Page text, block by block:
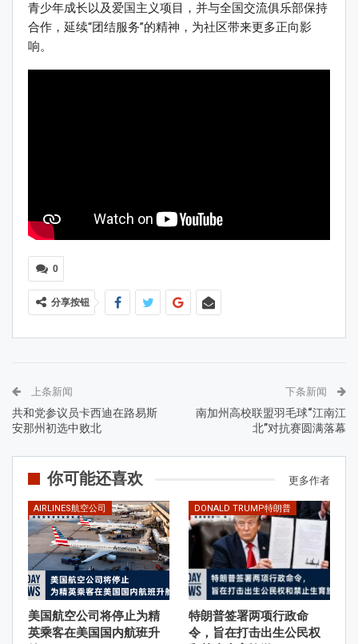
青少年成长以及爱国主义项目，并与全国交流俱乐部保持
合作，延续“团结服务”的精神，为社区带来更多正向影
响。
0
分享按钮
上条新闻
共和党参议员卡西迪在路易斯
安那州初选中败北
下条新闻
南加州高校联盟羽毛球“江南江
北”对抗赛圆满落幕
你可能还喜欢 更多作者
AIRLINES航空公司
美国航空公司将停止为精
英乘客在美国国内航班升
DONALD TRUMP特朗普
特朗普签署两项行政命
令，旨在打击出生公民权